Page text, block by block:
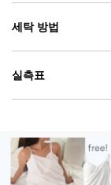
세탁 방법
실측표